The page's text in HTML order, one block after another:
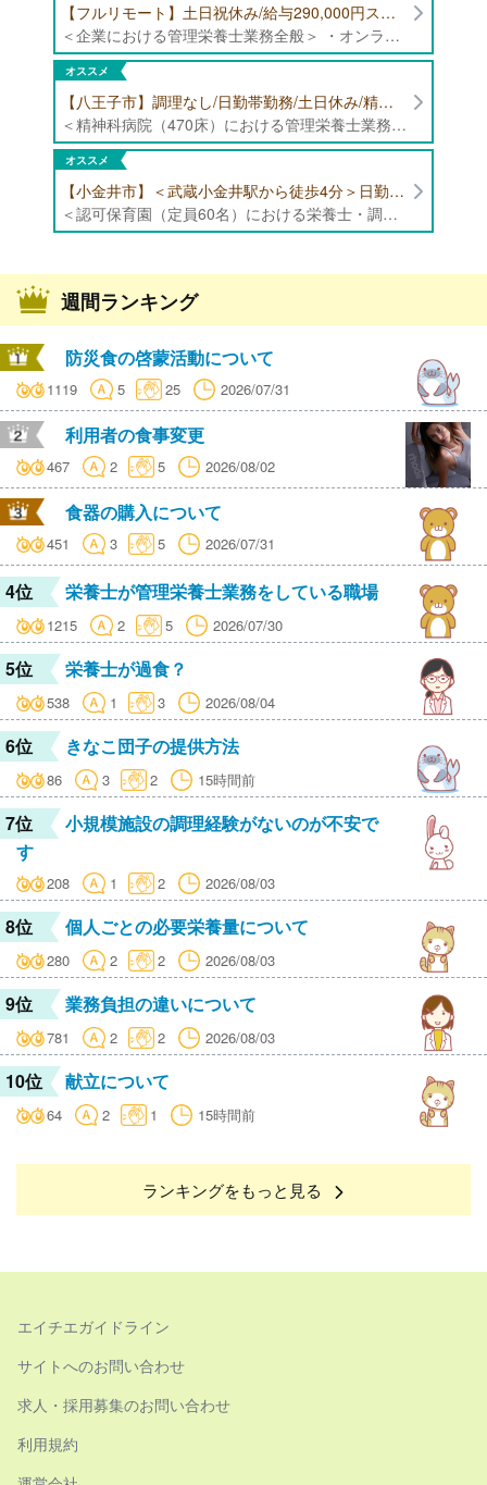
【フルリモート】土日祝休み/給与290,000円スタート/残業少なめ 企業にて管理栄養士の募集！
＜企業における管理栄養士業務全般＞ ・オンラインでの栄養指導業務 ・サービス（生活習慣病重症化予防）の品質管理 ・専用アプリを通じたチャットでの栄養指導業務 ※フルリモートにて勤務可能です。 【応募条件】特定保健指導もしくは病院での栄養指導3年以上
オススメ
【八王子市】調理なし/日勤帯勤務/土日休み/精神科病院（470床）にて管理栄養士募集！
＜精神科病院（470床）における管理栄養士業務全般＞ ・入院患者様の栄養管理、栄養評価 ・栄養指導 ・献立内容の確認、食数管理 ・食札管理、食事内容の確認 ・各種書類作成、データ入力 ・その他、栄養科業務全般 ・ミールラウンドやイベントメニューの企画等 ※病床数:精神科385床、内科85床
オススメ
【小金井市】＜武蔵小金井駅から徒歩4分＞日勤帯勤務のみ/日曜日・祝日休み/年間休日125日以上/福利厚生充実/認可保育園（定員60名）にて栄養士・調理師の募集！
＜認可保育園（定員60名）における栄養士・調理師業務全般＞ ・下処理 ・調理、盛り付け、片付け ・離乳食、アレルギー対応 ・その他付随する業務 ※献立作成業務はありません ※定員:60名（0歳児6名、1歳児8名、2歳児10名、3歳-5歳児各12名） ※専門卒以上の方（高卒の方は不可）
週間ランキング
防災食の啓蒙活動について
1119 5 25 2026/07/31
利用者の食事変更
467 2 5 2026/08/02
食器の購入について
451 3 5 2026/07/31
4位 栄養士が管理栄養士業務をしている職場
1215 2 5 2026/07/30
5位 栄養士が過食？
538 1 3 2026/08/04
6位 きなこ団子の提供方法
86 3 2 15時間前
7位
小規模施設の調理経験がないのが不安で
す
208 1 2 2026/08/03
8位 個人ごとの必要栄養量について
280 2 2 2026/08/03
9位 業務負担の違いについて
781 2 2 2026/08/03
10位 献立について
64 2 1 15時間前
ランキングをもっと見る
エイチエガイドライン
サイトへのお問い合わせ
求人・採用募集のお問い合わせ
利用規約